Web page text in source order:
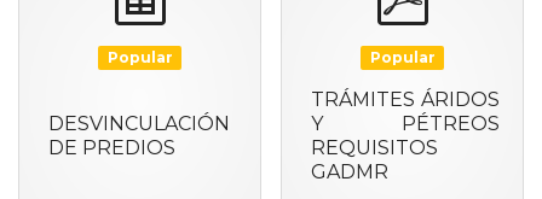
Popular
DESVINCULACIÓN
DE PREDIOS
Popular
TRÁMITES ÁRIDOS
Y PÉTREOS
REQUISITOS
GADMR